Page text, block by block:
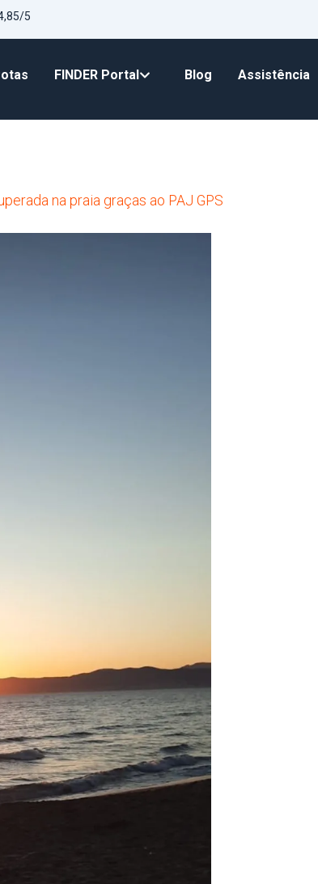
5
FINDER Portal Blog Assistência
na praia graças ao PAJ GPS